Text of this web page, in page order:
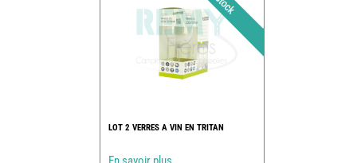
LOT 2 VERRES A VIN EN TRITAN